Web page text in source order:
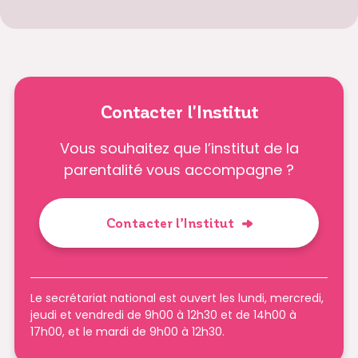
Contacter l'Institut
Vous souhaitez que l’institut de la
parentalité vous accompagne ?
Contacter l’Institut
Le secrétariat national est ouvert les lundi, mercredi,
jeudi et vendredi de 9h00 à 12h30 et de 14h00 à
17h00, et le mardi de 9h00 à 12h30.